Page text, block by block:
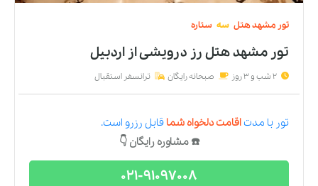
تور مشهدهتل سه ستاره
تور مشهد هتل رز درویشیاز اردبیل
2 شب و 3 روز صبحانه رایگان ترانسفر استقبال
تور با مدتاقامت دلخواه شما قابل رزرو است.
☎️ مشاوره رایگان 👇
021-91097008